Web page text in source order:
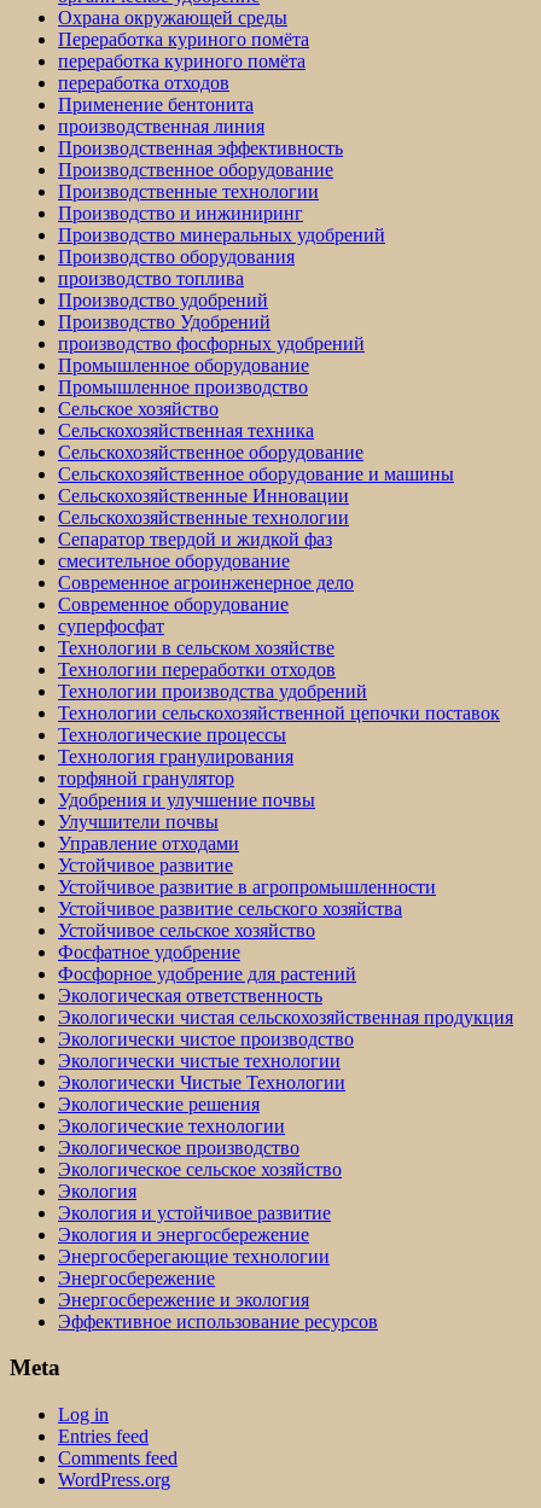
Охрана окружающей среды
Переработка куриного помёта
переработка куриного помёта
переработка отходов
Применение бентонита
производственная линия
Производственная эффективность
Производственное оборудование
Производственные технологии
Производство и инжиниринг
Производство минеральных удобрений
Производство оборудования
производство топлива
Производство удобрений
Производство Удобрений
производство фосфорных удобрений
Промышленное оборудование
Промышленное производство
Сельское хозяйство
Сельскохозяйственная техника
Сельскохозяйственное оборудование
Сельскохозяйственное оборудование и машины
Сельскохозяйственные Инновации
Сельскохозяйственные технологии
Сепаратор твердой и жидкой фаз
смесительное оборудование
Современное агроинженерное дело
Современное оборудование
суперфосфат
Технологии в сельском хозяйстве
Технологии переработки отходов
Технологии производства удобрений
Технологии сельскохозяйственной цепочки поставок
Технологические процессы
Технология гранулирования
торфяной гранулятор
Удобрения и улучшение почвы
Улучшители почвы
Управление отходами
Устойчивое развитие
Устойчивое развитие в агропромышленности
Устойчивое развитие сельского хозяйства
Устойчивое сельское хозяйство
Фосфатное удобрение
Фосфорное удобрение для растений
Экологическая ответственность
Экологически чистая сельскохозяйственная продукция
Экологически чистое производство
Экологически чистые технологии
Экологически Чистые Технологии
Экологические решения
Экологические технологии
Экологическое производство
Экологическое сельское хозяйство
Экология
Экология и устойчивое развитие
Экология и энергосбережение
Энергосберегающие технологии
Энергосбережение
Энергосбережение и экология
Эффективное использование ресурсов
Meta
Log in
Entries feed
Comments feed
WordPress.org